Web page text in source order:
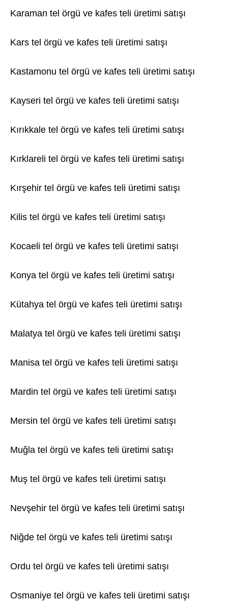
Karaman tel örgü ve kafes teli üretimi satışı
Kars tel örgü ve kafes teli üretimi satışı
Kastamonu tel örgü ve kafes teli üretimi satışı
Kayseri tel örgü ve kafes teli üretimi satışı
Kırıkkale tel örgü ve kafes teli üretimi satışı
Kırklareli tel örgü ve kafes teli üretimi satışı
Kırşehir tel örgü ve kafes teli üretimi satışı
Kilis tel örgü ve kafes teli üretimi satışı
Kocaeli tel örgü ve kafes teli üretimi satışı
Konya tel örgü ve kafes teli üretimi satışı
Kütahya tel örgü ve kafes teli üretimi satışı
Malatya tel örgü ve kafes teli üretimi satışı
Manisa tel örgü ve kafes teli üretimi satışı
Mardin tel örgü ve kafes teli üretimi satışı
Mersin tel örgü ve kafes teli üretimi satışı
Muğla tel örgü ve kafes teli üretimi satışı
Muş tel örgü ve kafes teli üretimi satışı
Nevşehir tel örgü ve kafes teli üretimi satışı
Niğde tel örgü ve kafes teli üretimi satışı
Ordu tel örgü ve kafes teli üretimi satışı
Osmaniye tel örgü ve kafes teli üretimi satışı